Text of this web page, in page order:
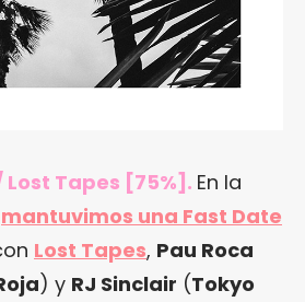
/ Lost Tapes [75%]. En la
mantuvimos una Fast Date
Lost Tapes, Pau Roca
) y RJ Sinclair (Tokyo